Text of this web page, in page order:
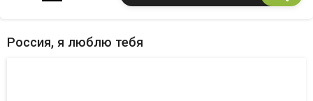
Россия, я люблю тебя